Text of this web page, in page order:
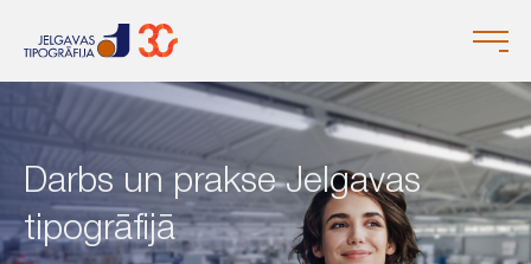
Darbs un prakse Jelgavas
tipogrāfijā